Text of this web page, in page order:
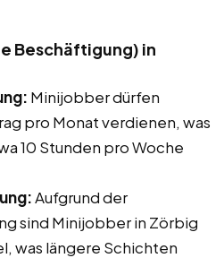
Beschäftigung) in
Minijobber dürfen
pro Monat verdienen, was
10 Stunden pro Woche
Aufgrund der
sind Minijobber in Zörbig
was längere Schichten